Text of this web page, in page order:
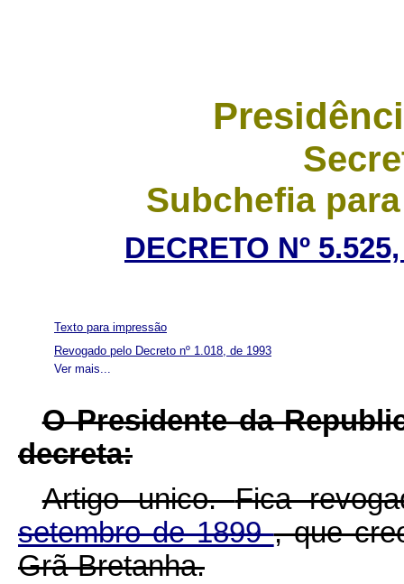
Subchefia
DECRETO Nº
Ver mais...
Texto para impressão
Revogado pelo Decreto nº 1.018, de 1993
O Presidente da
decreta:
Artigo unico.Fica
setembro de 1899, que
Grã-Bretanha.